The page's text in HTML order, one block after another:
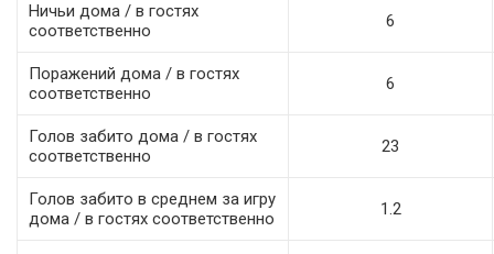
Ничьи дома / в гостях
соответственно
6
Поражений дома / в гостях
соответственно
6
Голов забито дома / в гостях
соответственно
23
Голов забито в среднем за игру
дома / в гостях соответственно
1.2